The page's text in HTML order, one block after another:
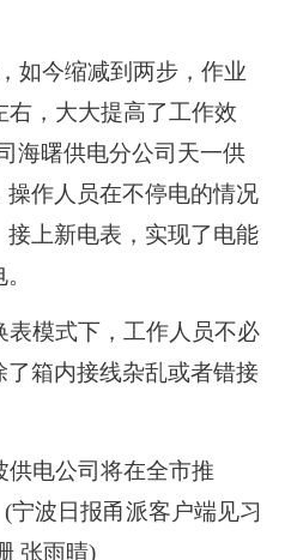
如今缩减到两步，作业
右，大大提高了工作效
海曙供电分公司天一供
作人员在不停电的情况
上新电表，实现了电能
表模式下，工作人员不必
箱内接线杂乱或者错接
供电公司将在全市推
宁波日报甬派客户端见习
张雨晴)